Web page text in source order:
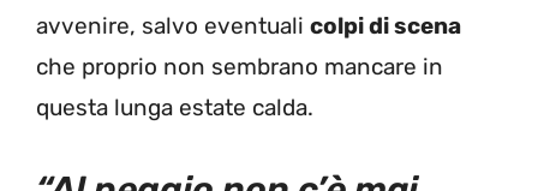
avvenire, salvo eventuali colpi di scena
che proprio non sembrano mancare in
questa lunga estate calda.